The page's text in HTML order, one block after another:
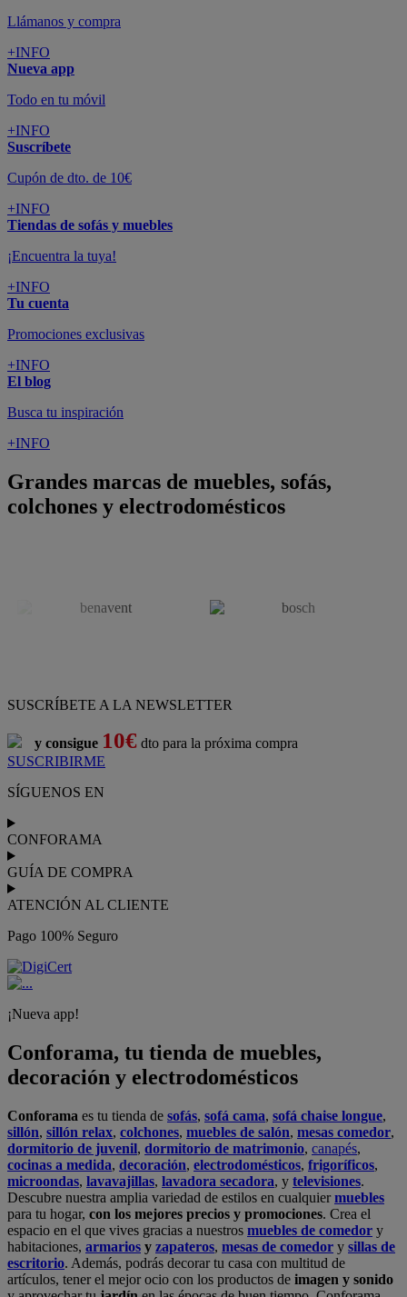
Llámanos y compra
+INFO
Nueva app
Todo en tu móvil
+INFO
Suscríbete
Cupón de dto. de 10€
+INFO
Tiendas de sofás y muebles
¡Encuentra la tuya!
+INFO
Tu cuenta
Promociones exclusivas
+INFO
El blog
Busca tu inspiración
+INFO
Grandes marcas de muebles, sofás,
colchones y electrodomésticos
SUSCRÍBETE A LA NEWSLETTER
y consigue 10€ dto para la próxima compra
SUSCRIBIRME
SÍGUENOS EN
CONFORAMA
GUÍA DE COMPRA
ATENCIÓN AL CLIENTE
Pago 100% Seguro
¡Nueva app!
Conforama, tu tienda de muebles,
decoración y electrodomésticos
Conforama es tu tienda de sofás, sofá cama, sofá chaise longue,
sillón, sillón relax, colchones, muebles de salón, mesas comedor,
dormitorio de juvenil, dormitorio de matrimonio, canapés,
cocinas a medida, decoración, electrodomésticos, frigoríficos,
microondas, lavavajillas, lavadora secadora, y televisiones.
Descubre nuestra amplia variedad de estilos en cualquiermuebles
para tu hogar, con los mejores precios y promociones. Crea el
espacio en el que vives gracias a nuestros muebles de comedor y
habitaciones, armarios y zapateros, mesas de comedor y sillas de
escritorio. Además, podrás decorar tu casa con multitud de
artículos, tener el mejor ocio con los productos de imagen y sonido